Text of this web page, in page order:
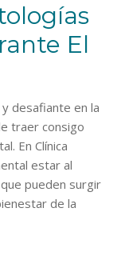
El
desafiante en la
traer consigo
En Clínica
estar al
pueden surgir
de la